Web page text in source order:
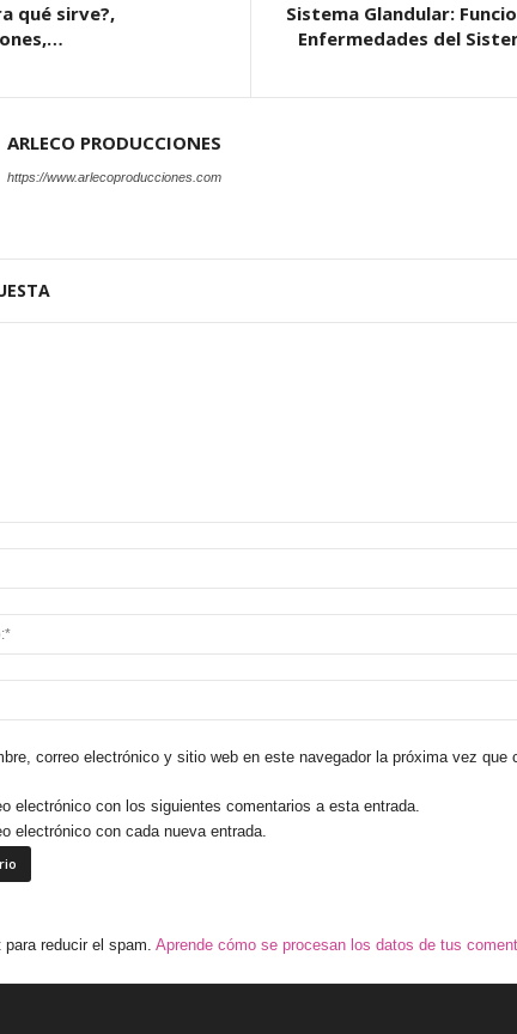
qué sirve?,
Sistema Glandular:
Enfermedades del
ARLECO PRODUCCIONES
https://www.arlecoproducciones.com
correo electrónico y sitio web en este navegador la próxima vez que
electrónico con los siguientes comentarios a esta entrada.
electrónico con cada nueva entrada.
reducir el spam. Aprende cómo se procesan los datos de tus